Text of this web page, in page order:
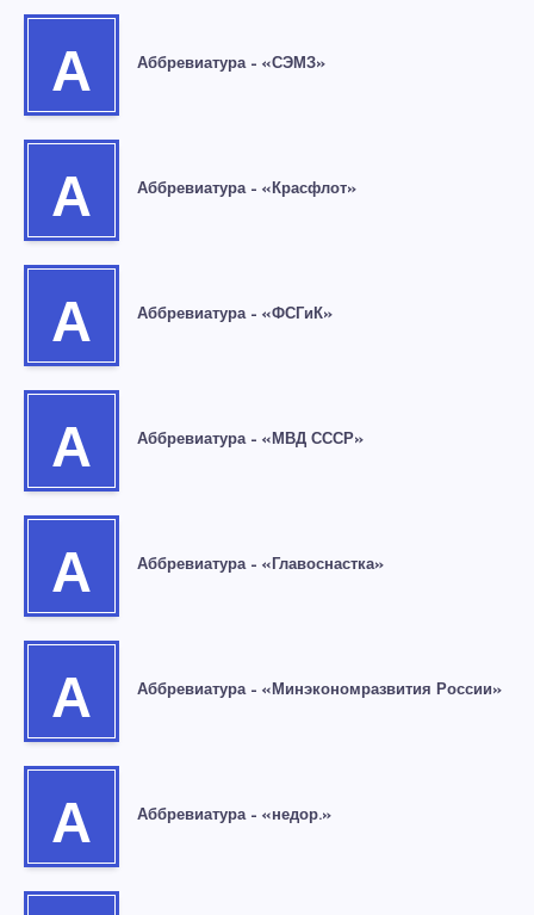
А Аббревиатура – «СЭМЗ»
А Аббревиатура – «Красфлот»
А Аббревиатура – «ФСГиК»
А Аббревиатура – «МВД СССР»
А Аббревиатура – «Главоснастка»
А Аббревиатура – «Минэкономразвития России»
А Аббревиатура – «недор.»